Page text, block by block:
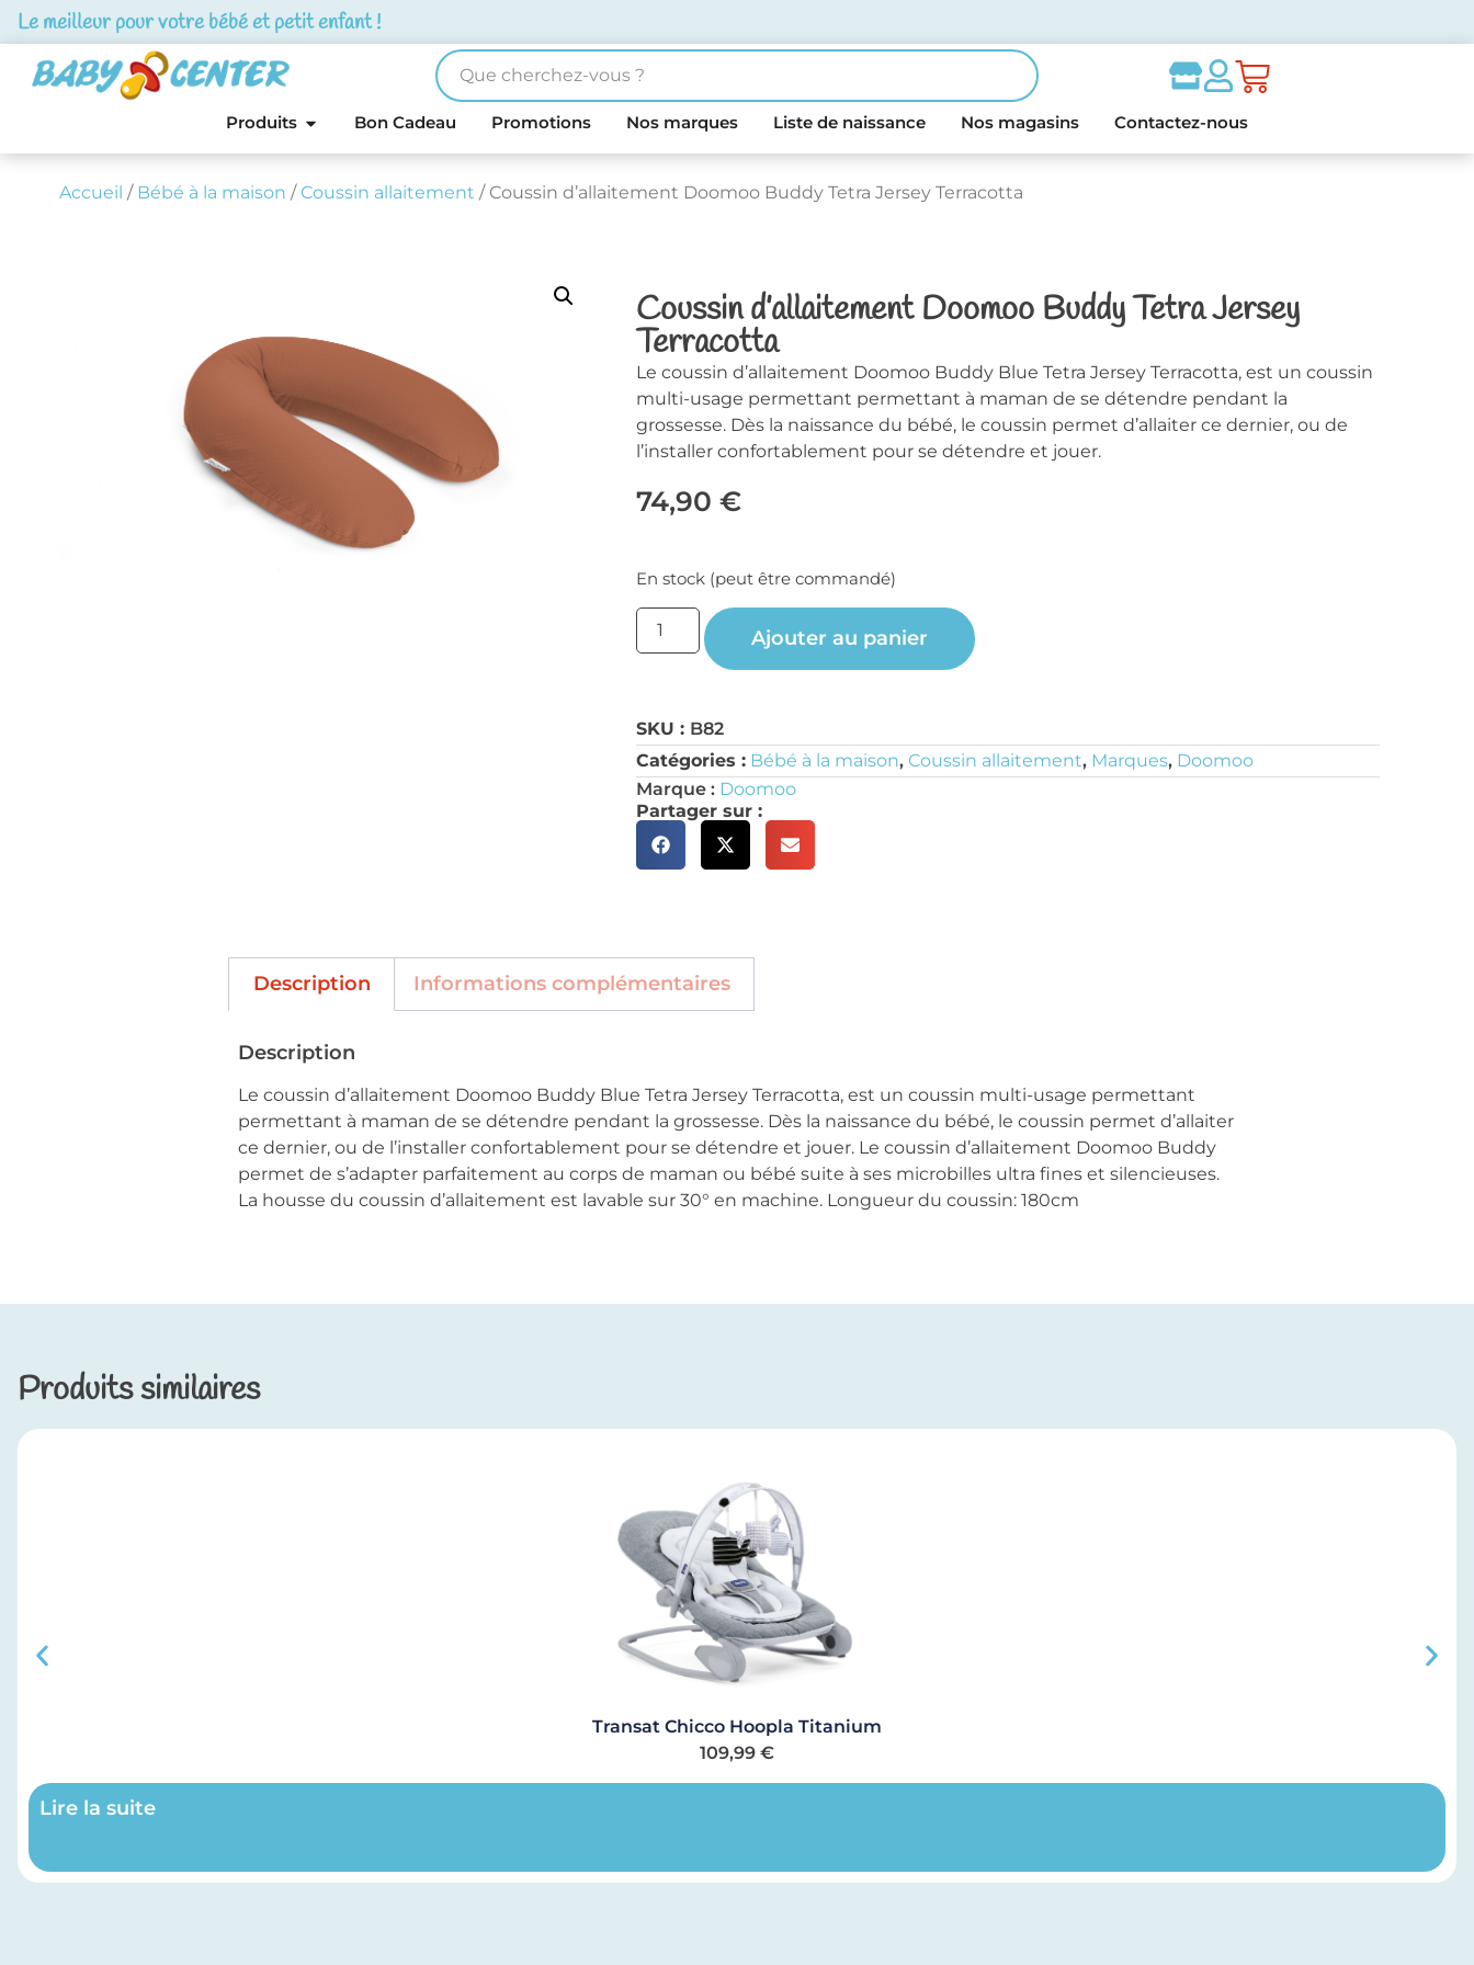
Le meilleur pour votre bébé et petit enfant !
Produits Bon Cadeau Promotions Nos marques Liste de naissance Nos magasins Contactez-nous
Accueil / Bébé à la maison /Coussin allaitement / Coussin d’allaitement Doomoo Buddy Tetra Jersey Terracotta
Coussin d’allaitement Doomoo Buddy Tetra Jersey
Terracotta
Le coussin d’allaitement Doomoo Buddy Blue Tetra Jersey Terracotta, est un coussin
multi-usage permettant permettant à maman de se détendre pendant la
grossesse. Dès la naissance du bébé, le coussin permet d’allaiter ce dernier, ou de
l’installer confortablement pour se détendre et jouer.
74,90€
En stock (peut être commandé)
Ajouter au panier
SKU : B82
Catégories : Bébé à la maison,Coussin allaitement, Marques, Doomoo
Marque : Doomoo
Partager sur :
Description Informations complémentaires
Description
Le coussin d’allaitement Doomoo Buddy Blue Tetra Jersey Terracotta, est un coussin multi-usage permettant
permettant à maman de se détendre pendant la grossesse. Dès la naissance du bébé, le coussin permet d’allaiter
ce dernier, ou de l’installer confortablement pour se détendre et jouer. Le coussin d’allaitement Doomoo Buddy
permet de s’adapter parfaitement au corps de maman ou bébé suite à ses microbilles ultra fines et silencieuses.
La housse du coussin d’allaitement est lavable sur 30° en machine. Longueur du coussin: 180cm
Produits similaires
Transat Chicco Hoopla Titanium
109,99 €
Lire la suite